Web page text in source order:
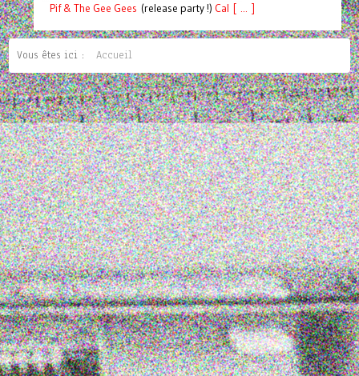
Pif& The Gee Gees (release party !) Cal [ ... ]
Vous êtes ici : Accueil